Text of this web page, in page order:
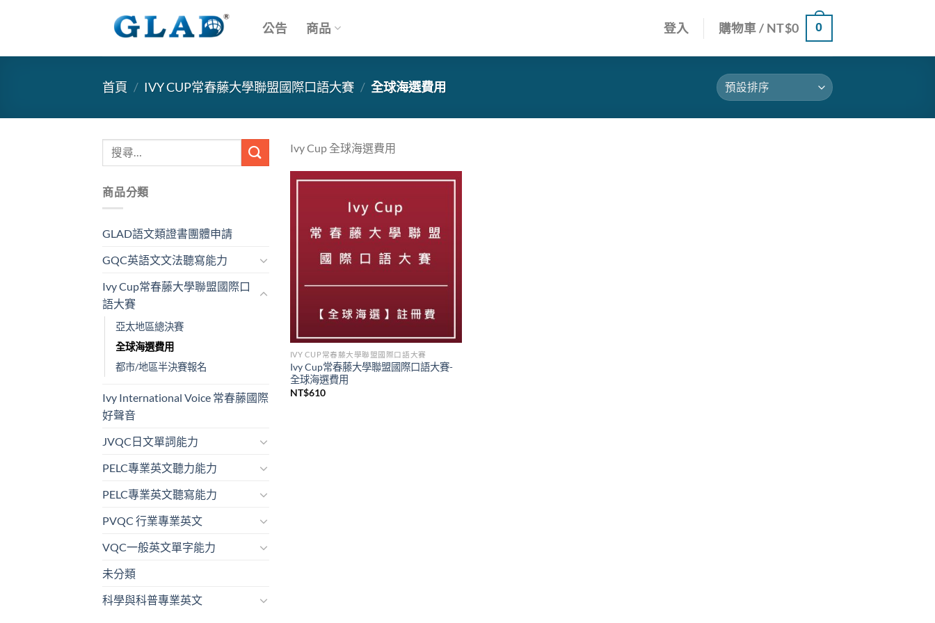
容
公告 商品 登入 購物車 / NT$0 0
首頁 / IVY CUP常春藤大學聯盟國際口語大賽 / 全球海選費用
鍵
字:
商品分類
GLAD語文類證書團體申請
GQC英語文文法聽寫能力
Ivy Cup常春藤大學聯盟國際口
語大賽
亞太地區總決賽
全球海選費用
都市/地區半決賽報名
Ivy International Voice 常春藤國際
好聲音
JVQC日文單詞能力
PELC專業英文聽力能力
PELC專業英文聽寫能力
PVQC 行業專業英文
VQC一般英文單字能力
未分類
科學與科普專業英文
Ivy Cup 全球海選費用
IVY CUP常春藤大學聯盟國際口語大賽
Ivy Cup常春藤大學聯盟國際口語大賽-
全球海選費用
NT$610